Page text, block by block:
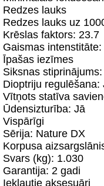
Redzes lauks
Redzes lauks uz
Krēslas faktors: 23.7
Gaismas
Īpašas iezīmes
Siksnas
Dioptriju regulēšana:
Vītņots statīva
Ūdensizturība: Jā
Vispārīgi
Sērija: Nature DX
Korpusa
Svars (kg): 1.030
Garantija: 2 gadi
Iekļautie aksesuāri